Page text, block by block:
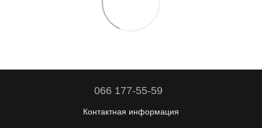
066 177-55-59
Контактная информация